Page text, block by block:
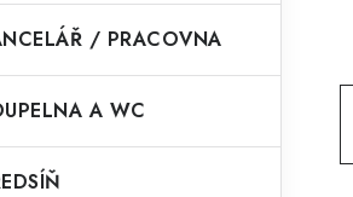
/ PRACOVNA
A WC